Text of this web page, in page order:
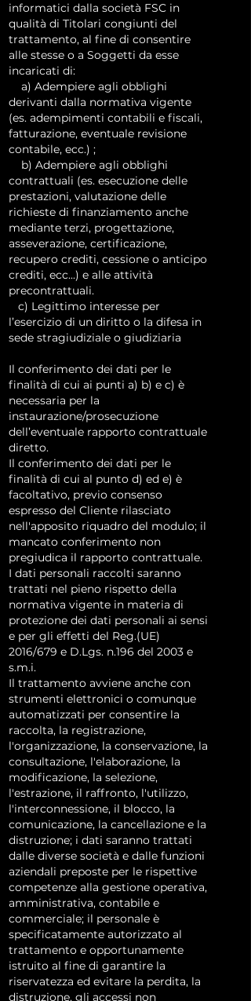
informatici dalla società FSC in
qualità di Titolari congiunti del
trattamento, al fine di consentire
alle stesse o a Soggetti da esse
incaricati di:
a) Adempiere agli obblighi
derivanti dalla normativa vigente
(es. adempimenti contabili e fiscali,
fatturazione, eventuale revisione
contabile, ecc.) ;
b) Adempiere agli obblighi
contrattuali (es. esecuzione delle
prestazioni, valutazione delle
richieste di finanziamento anche
mediante terzi, progettazione,
asseverazione, certificazione,
recupero crediti, cessione o anticipo
crediti, ecc...) e alle attività
precontrattuali.
c) Legittimo interesse per
l’esercizio di un diritto o la difesa in
sede stragiudiziale o giudiziaria
Il conferimento dei dati per le
finalità di cui ai punti a) b) e c) è
necessaria per la
instaurazione/prosecuzione
dell’eventuale rapporto contrattuale
diretto.
Il conferimento dei dati per le
finalità di cui al punto d) ed e) è
facoltativo, previo consenso
espresso del Cliente rilasciato
nell'apposito riquadro del modulo; il
mancato conferimento non
pregiudica il rapporto contrattuale.
I dati personali raccolti saranno
trattati nel pieno rispetto della
normativa vigente in materia di
protezione dei dati personali ai sensi
e per gli effetti del Reg.(UE)
2016/679 e D.Lgs. n.196 del 2003 e
s.m.i.
Il trattamento avviene anche con
strumenti elettronici o comunque
automatizzati per consentire la
raccolta, la registrazione,
l'organizzazione, la conservazione, la
consultazione, l'elaborazione, la
modificazione, la selezione,
l'estrazione, il raffronto, l'utilizzo,
l'interconnessione, il blocco, la
comunicazione, la cancellazione e la
distruzione; i dati saranno trattati
dalle diverse società e dalle funzioni
aziendali preposte per le rispettive
competenze alla gestione operativa,
amministrativa, contabile e
commerciale; il personale è
specificatamente autorizzato al
trattamento e opportunamente
istruito al fine di garantire la
riservatezza ed evitare la perdita, la
distruzione, gli accessi non